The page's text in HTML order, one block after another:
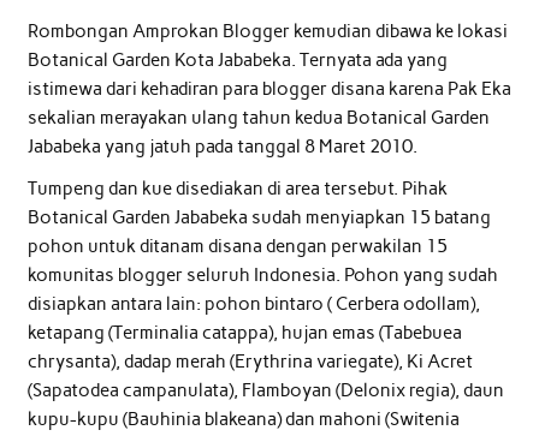
Rombongan Amprokan Blogger kemudian dibawa ke lokasi
Botanical Garden Kota Jababeka. Ternyata ada yang
istimewa dari kehadiran para blogger disana karena Pak Eka
sekalian merayakan ulang tahun kedua Botanical Garden
Jababeka yang jatuh pada tanggal 8 Maret 2010.
Tumpeng dan kue disediakan di area tersebut. Pihak
Botanical Garden Jababeka sudah menyiapkan 15 batang
pohon untuk ditanam disana dengan perwakilan 15
komunitas blogger seluruh Indonesia. Pohon yang sudah
disiapkan antara lain: pohon bintaro ( Cerbera odollam),
ketapang (Terminalia catappa), hujan emas (Tabebuea
chrysanta), dadap merah (Erythrina variegate), Ki Acret
(Sapatodea campanulata), Flamboyan (Delonix regia), daun
kupu-kupu (Bauhinia blakeana) dan mahoni (Switenia